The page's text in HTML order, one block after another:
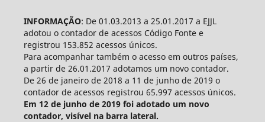
INFORMAÇÃO: De 01.03.2013 a 25.01.2017 a EJJL
adotou o contador de acessos Código Fonte e
registrou 153.852 acessos únicos.
Para acompanhar também o acesso em outros países,
a partir de 26.01.2017 adotamos um novo contador.
De 26 de janeiro de 2018 a 11 de junho de 2019 o
contador de acessos registrou 65.997 acessos únicos.
Em 12 de junho de 2019 foi adotado um novo
contador, visível na barra lateral.